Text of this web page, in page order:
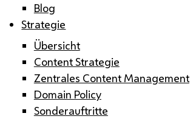
Blog
Strategie
Übersicht
Content Strategie
Zentrales Content Management
Domain Policy
Sonderauftritte